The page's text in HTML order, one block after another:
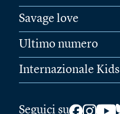
Savage love
Ultimo numero
Internazionale Kids
Seguici su